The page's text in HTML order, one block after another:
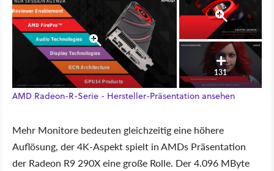
131
AMD Radeon-R-Serie - Hersteller-Präsentation ansehen
Mehr Monitore bedeuten gleichzeitig eine höhere
Auflösung, der 4K-Aspekt spielt in AMDs Präsentation
der Radeon R9 290X eine große Rolle. Der 4.096 MByte